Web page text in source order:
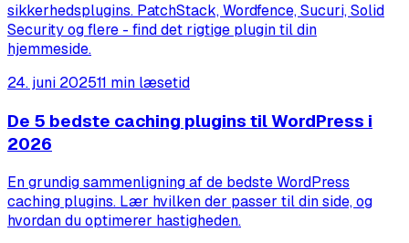
sikkerhedsplugins. PatchStack, Wordfence, Sucuri, Solid
Security og flere - find det rigtige plugin til din
hjemmeside.
24. juni 202511 min læsetid
De 5 bedste caching plugins til WordPress i
2026
En grundig sammenligning af de bedste WordPress
caching plugins. Lær hvilken der passer til din side, og
hvordan du optimerer hastigheden.